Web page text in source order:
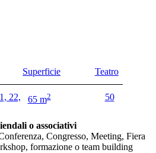
Superficie Teatro
22,
65 m2 50
o associativi
Congresso, Meeting, Fiera
formazione o team building